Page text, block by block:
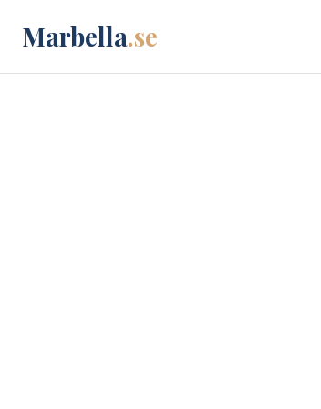
Marbella.se